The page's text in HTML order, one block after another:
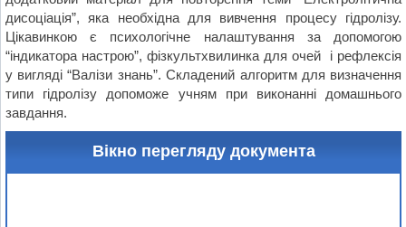
дисоціація”, яка необхідна для вивчення процесу гідролізу.
Цікавинкою є психологічне налаштування за допомогою
“індикатора настрою”, фізкультхвилинка для очей і рефлексія
у вигляді “Валізи знань”. Складений алгоритм для визначення
типи гідролізу допоможе учням при виконанні домашнього
завдання.
Вікно перегляду документа